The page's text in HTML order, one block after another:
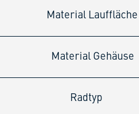
Material Lauffläche
Material Gehäuse
Radtyp